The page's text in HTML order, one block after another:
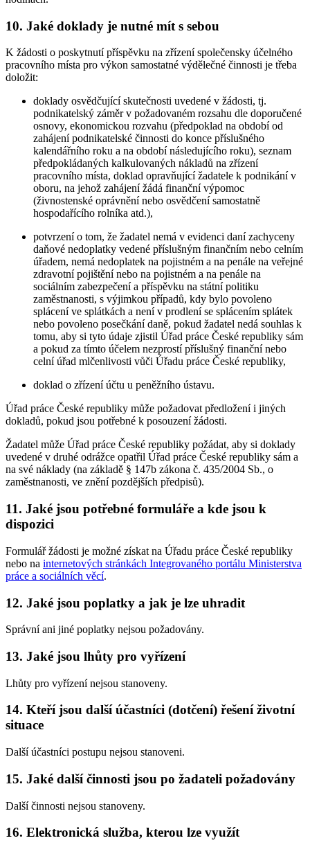
10. Jaké doklady je nutné mít s sebou
K žádosti o poskytnutí příspěvku na zřízení společensky účelného
pracovního místa pro výkon samostatné výdělečné činnosti je třeba
doložit:
doklady osvědčující skutečnosti uvedené v žádosti, tj.
podnikatelský záměr v požadovaném rozsahu dle doporučené
osnovy, ekonomickou rozvahu (předpoklad na období od
zahájení podnikatelské činnosti do konce příslušného
kalendářního roku a na období následujícího roku), seznam
předpokládaných kalkulovaných nákladů na zřízení
pracovního místa, doklad opravňující žadatele k podnikání v
oboru, na jehož zahájení žádá finanční výpomoc
(živnostenské oprávnění nebo osvědčení samostatně
hospodařícího rolníka atd.),
potvrzení o tom, že žadatel nemá v evidenci daní zachyceny
daňové nedoplatky vedené příslušným finančním nebo celním
úřadem, nemá nedoplatek na pojistném a na penále na veřejné
zdravotní pojištění nebo na pojistném a na penále na
sociálním zabezpečení a příspěvku na státní politiku
zaměstnanosti, s výjimkou případů, kdy bylo povoleno
splácení ve splátkách a není v prodlení se splácením splátek
nebo povoleno posečkání daně, pokud žadatel nedá souhlas k
tomu, aby si tyto údaje zjistil Úřad práce České republiky sám
a pokud za tímto účelem nezprostí příslušný finanční nebo
celní úřad mlčenlivosti vůči Úřadu práce České republiky,
doklad o zřízení účtu u peněžního ústavu.
Úřad práce České republiky může požadovat předložení i jiných
dokladů, pokud jsou potřebné k posouzení žádosti.
Žadatel může Úřad práce České republiky požádat, aby si doklady
uvedené v druhé odrážce opatřil Úřad práce České republiky sám a
na své náklady (na základě § 147b zákona č. 435/2004 Sb., o
zaměstnanosti, ve znění pozdějších předpisů).
11. Jaké jsou potřebné formuláře a kde jsou k
dispozici
Formulář žádosti je možné získat na Úřadu práce České republiky
nebo na internetových stránkách Integrovaného portálu Ministerstva
práce a sociálních věcí.
12. Jaké jsou poplatky a jak je lze uhradit
Správní ani jiné poplatky nejsou požadovány.
13. Jaké jsou lhůty pro vyřízení
Lhůty pro vyřízení nejsou stanoveny.
14. Kteří jsou další účastníci (dotčení) řešení životní
situace
Další účastníci postupu nejsou stanoveni.
15. Jaké další činnosti jsou po žadateli požadovány
Další činnosti nejsou stanoveny.
16. Elektronická služba, kterou lze využít